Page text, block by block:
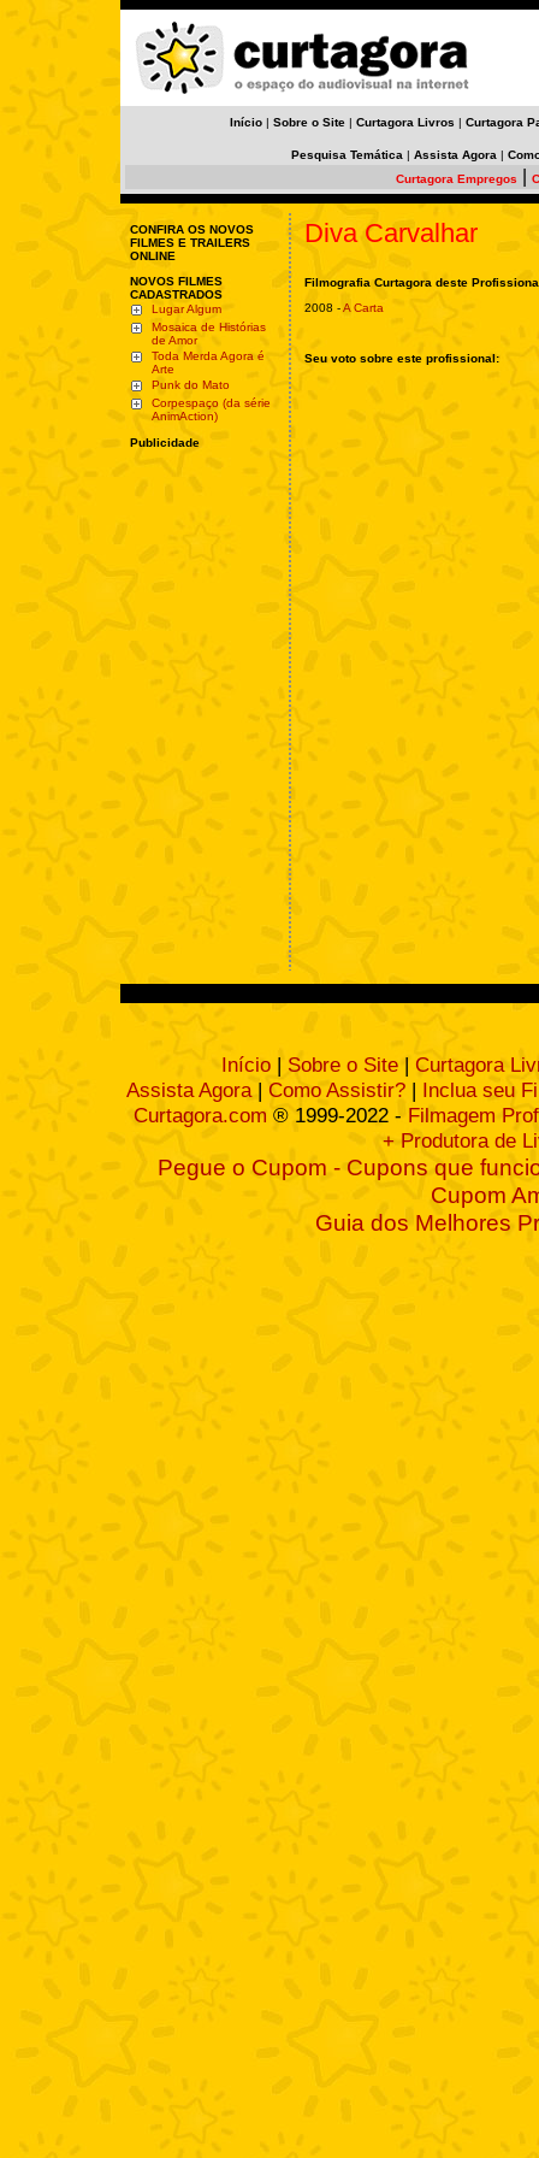
Início | Sobre o Site | Curtagora Livros | Curtagora
Pesquisa Temática | Assista Agora |
Curtagora Empregos
CONFIRA OS NOVOS
FILMES E TRAILERS
ONLINE
NOVOS FILMES
CADASTRADOS
Lugar Algum
Mosaica de Histórias
de Amor
Toda Merda Agora é
Arte
Punk do Mato
Corpespaço (da série
AnimAction)
Publicidade
Diva Carvalhar
Filmografia Curtagora deste
2008 -A Carta
Seu voto sobre este profissional:
Início | Sobre o Site | Curtagora
Assista Agora| Como Assistir? | Inclua seu
Curtagora.com ® 1999-2022 - Filmagem
+ Produtora de
Pegue o Cupom - Cupons que
Cupom
Guia dos Melhores